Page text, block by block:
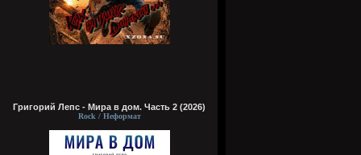
Григорий Лепс - Мира в дом. Часть 2 (2026)
Rock / Неформат